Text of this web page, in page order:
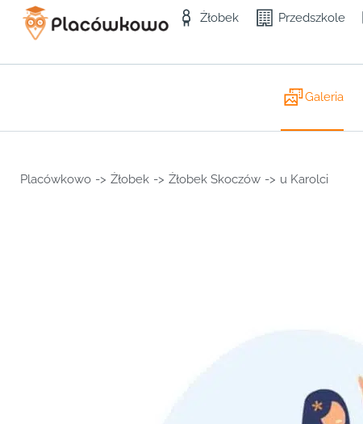
Żłobek Przedszkole
Galeria
Placówkowo -> Żłobek -> Żłobek Skoczów -> u Karolci